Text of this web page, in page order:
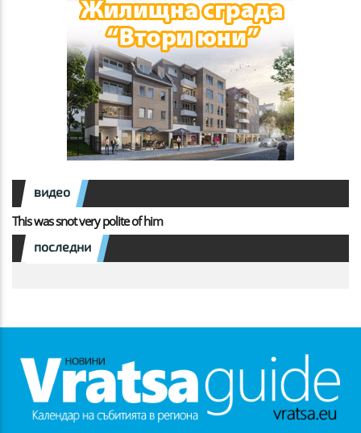
видео
This was snot very polite of him
последни